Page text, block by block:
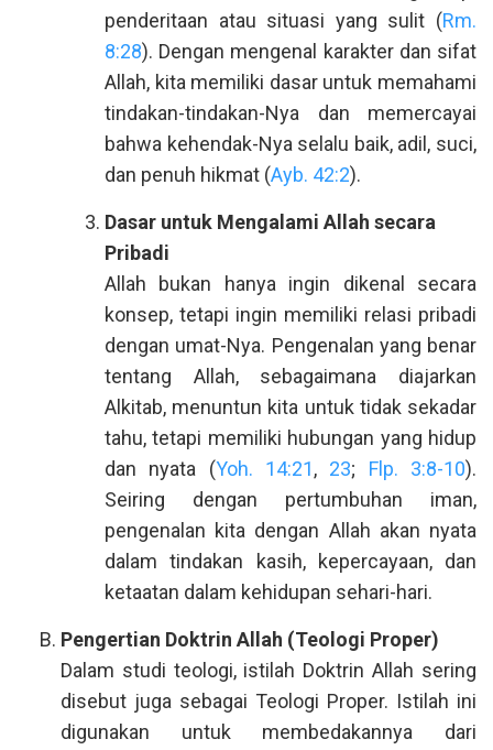
penderitaan atau situasi yang sulit (Rm.
8:28). Dengan mengenal karakter dan sifat
Allah, kita memiliki dasar untuk memahami
tindakan-tindakan-Nya dan memercayai
bahwa kehendak-Nya selalu baik, adil, suci,
dan penuh hikmat (Ayb. 42:2).
Dasar untuk Mengalami Allah secara
Pribadi
Allah bukan hanya ingin dikenal secara
konsep, tetapi ingin memiliki relasi pribadi
dengan umat-Nya. Pengenalan yang benar
tentang Allah, sebagaimana diajarkan
Alkitab, menuntun kita untuk tidak sekadar
tahu, tetapi memiliki hubungan yang hidup
dan nyata (Yoh. 14:21, 23; Flp. 3:8-10).
Seiring dengan pertumbuhan iman,
pengenalan kita dengan Allah akan nyata
dalam tindakan kasih, kepercayaan, dan
ketaatan dalam kehidupan sehari-hari.
Pengertian Doktrin Allah (Teologi Proper)
Dalam studi teologi, istilah Doktrin Allah sering
disebut juga sebagai Teologi Proper. Istilah ini
digunakan untuk membedakannya dari